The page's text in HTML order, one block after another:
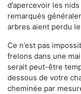
d’apercevoir les
remarqués
arbres aient perdu
Ce n’est pas
frelons dans une
serait peut-être
dessous de votre
cheminée par